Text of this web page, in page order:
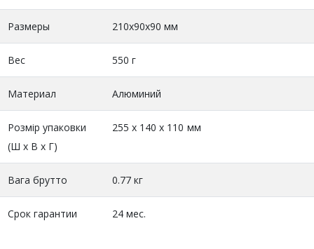
Размеры 210х90х90 мм
Вес 550 г
Материал Алюминий
Розмір упаковки
(Ш х В х Г)
255 x 140 x 110 мм
Вага брутто 0.77 кг
Срок гарантии 24 мес.